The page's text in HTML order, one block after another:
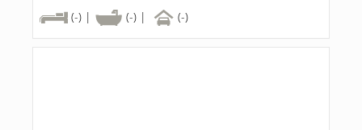
(-) |
(-) | (-)